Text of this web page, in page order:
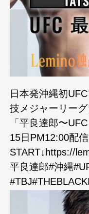
日本発沖縄初
技メジャーリー
「平良達郎〜
15日PM12:00配信
START↓https://
平良達郎#沖縄